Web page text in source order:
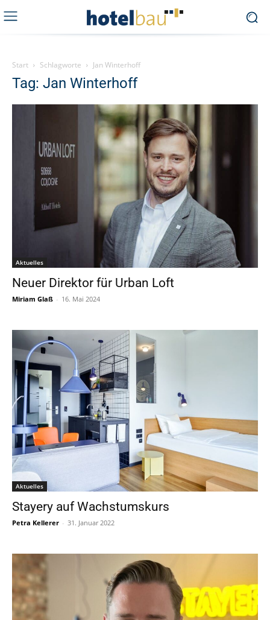
Start Schlagworte Jan Winterhoff
Tag: Jan Winterhoff
Aktuelles
Neuer Direktor für Urban Loft
Miriam Glaß - 16. Mai 2024
Aktuelles
Stayery auf Wachstumskurs
Petra Kellerer - 31. Januar 2022